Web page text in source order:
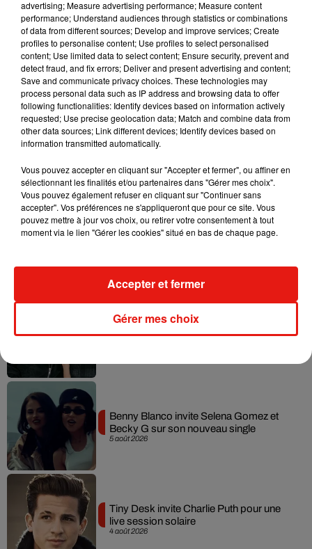
7 août 2026
Julien Lieb s’essaye à la vie de chatelain
dans son nouveau clip
Madonna sort enfin le remix de « Love
Sensation » avec Kylie Minogue
Tayc et Didi B dévoilent le single le plus
Angèle et Amélie Lens dévoilent leur
collaboration tant attendue
5 août 2026
Benny Blanco invite Selena Gomez et
Becky G sur son nouveau single
4 août 2026
Tiny Desk invite Charlie Puth pour une
live session solaire
advertising; Measure advertising performance; Measure content
performance; Understand audiences through statistics or combinations
of data from different sources; Develop and improve services; Create
profiles to personalise content; Use profiles to select personalised
content; Use limited data to select content; Ensure security, prevent and
detect fraud, and fix errors; Deliver and present advertising and content;
Save and communicate privacy choices. These technologies may
process personal data such as IP address and browsing data to offer
following functionalities: Identify devices based on information actively
requested; Use precise geolocation data; Match and combine data from
other data sources; Link different devices; Identify devices based on
information transmitted automatically.
Vous pouvez accepter en cliquant sur "Accepter et fermer", ou affiner en
sélectionnant les finalités et/ou partenaires dans "Gérer mes choix".
Vous pouvez également refuser en cliquant sur "Continuer sans
accepter". Vos préférences ne s'appliqueront que pour ce site. Vous
pouvez mettre à jour vos choix, ou retirer votre consentement à tout
moment via le lien "Gérer les cookies" situé en bas de chaque page.
Gérer mes choix
Accepter et fermer